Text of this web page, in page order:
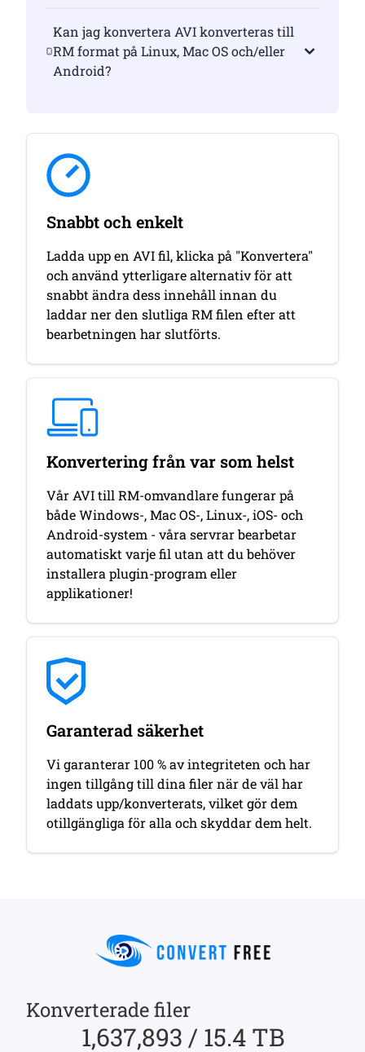
Kan jag konvertera AVI konverteras till
RM format på Linux, Mac OS och/eller
Android?
Snabbt och enkelt
Ladda upp en AVI fil, klicka på "Konvertera"
och använd ytterligare alternativ för att
snabbt ändra dess innehåll innan du
laddar ner den slutliga RM filen efter att
bearbetningen har slutförts.
Konvertering från var som helst
Vår AVI till RM-omvandlare fungerar på
både Windows-, Mac OS-, Linux-, iOS- och
Android-system - våra servrar bearbetar
automatiskt varje fil utan att du behöver
installera plugin-program eller
applikationer!
Garanterad säkerhet
Vi garanterar 100 % av integriteten och har
ingen tillgång till dina filer när de väl har
laddats upp/konverterats, vilket gör dem
otillgängliga för alla och skyddar dem helt.
Konverterade filer
1,637,893 / 15.4 TB